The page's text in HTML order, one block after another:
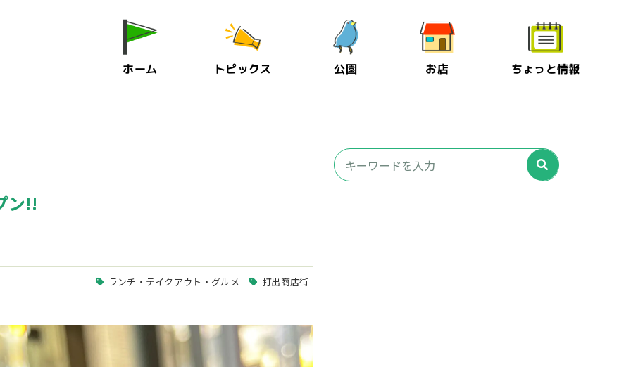
ホーム トピックス 公園 お店 ちょっと情報
ン!!
ランチ・テイクアウト・グルメ 打出商店街